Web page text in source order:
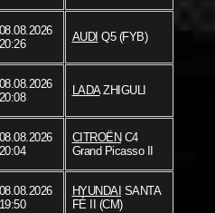
08.08.2026
20:26
AUDI Q5 (FYB)
08.08.2026
20:08
LADAZHIGULI
08.08.2026
20:04
CITROËN C4
Grand Picasso II
08.08.2026
19:50
HYUNDAI SANTA
FÉ II (CM)